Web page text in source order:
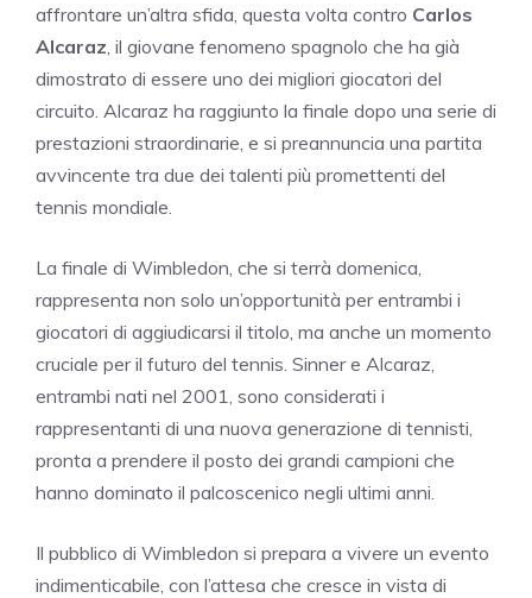
affrontare un’altra sfida, questa volta contro Carlos
Alcaraz , il giovane fenomeno spagnolo che ha già
dimostrato di essere uno dei migliori giocatori del
circuito. Alcaraz ha raggiunto la finale dopo una serie di
prestazioni straordinarie, e si preannuncia una partita
avvincente tra due dei talenti più promettenti del
tennis mondiale.
La finale di Wimbledon, che si terrà domenica,
rappresenta non solo un’opportunità per entrambi i
giocatori di aggiudicarsi il titolo, ma anche un momento
cruciale per il futuro del tennis. Sinner e Alcaraz,
entrambi nati nel 2001, sono considerati i
rappresentanti di una nuova generazione di tennisti,
pronta a prendere il posto dei grandi campioni che
hanno dominato il palcoscenico negli ultimi anni.
Il pubblico di Wimbledon si prepara a vivere un evento
indimenticabile, con l’attesa che cresce in vista di